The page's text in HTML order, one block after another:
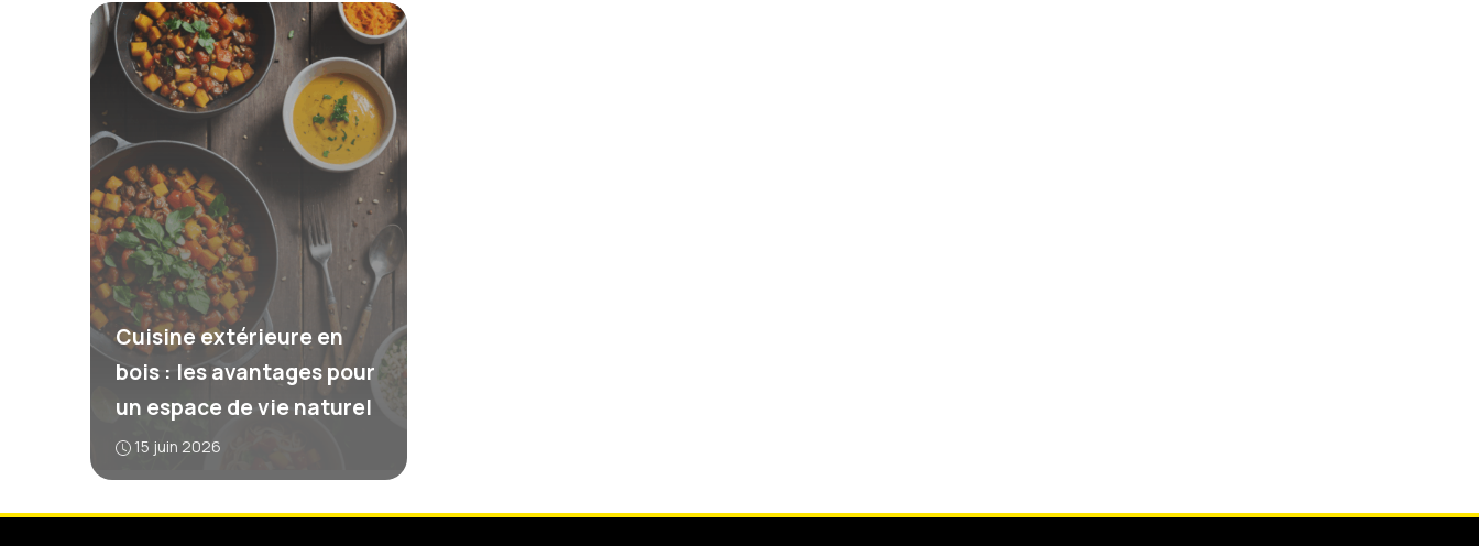
Cuisine extérieure en
bois : les avantages pour
un espace de vie naturel
15 juin 2026